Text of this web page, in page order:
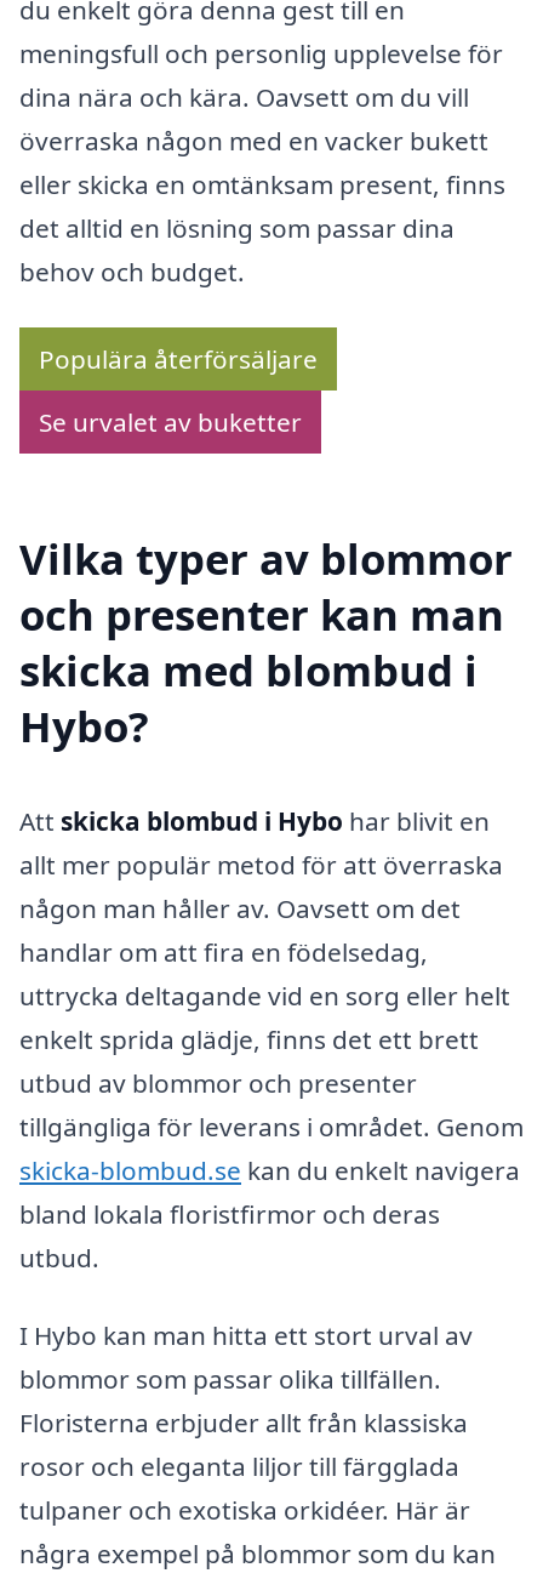
du enkelt göra denna gest till en
meningsfull och personlig upplevelse för
dina nära och kära. Oavsett om du vill
överraska någon med en vacker bukett
eller skicka en omtänksam present, finns
det alltid en lösning som passar dina
behov och budget.
Populära återförsäljare
Se urvalet av buketter
Vilka typer av blommor
och presenter kan man
skicka med blombud i
Hybo?
Att skicka blombud i Hybo har blivit en
allt mer populär metod för att överraska
någon man håller av. Oavsett om det
handlar om att fira en födelsedag,
uttrycka deltagande vid en sorg eller helt
enkelt sprida glädje, finns det ett brett
utbud av blommor och presenter
tillgängliga för leverans i området. Genom
skicka-blombud.se kan du enkelt navigera
bland lokala floristfirmor och deras
utbud.
I Hybo kan man hitta ett stort urval av
blommor som passar olika tillfällen.
Floristerna erbjuder allt från klassiska
rosor och eleganta liljor till färgglada
tulpaner och exotiska orkidéer. Här är
några exempel på blommor som du kan